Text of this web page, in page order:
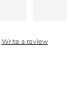
Write a review